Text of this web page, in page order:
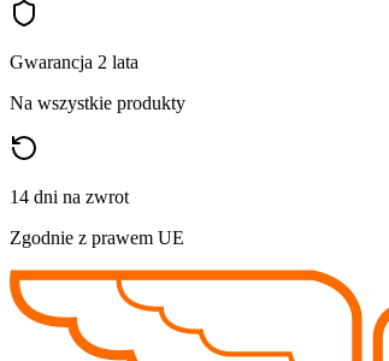
Gwarancja 2 lata
Na wszystkie produkty
14 dni na zwrot
Zgodnie z prawem UE